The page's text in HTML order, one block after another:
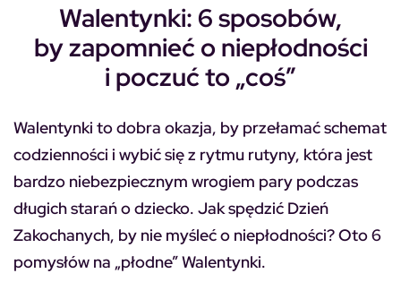
Walentynki: 6 sposobów,
by zapomnieć o niepłodności
i poczuć to „coś”
Walentynki to dobra okazja, by przełamać schemat
codzienności i wybić się z rytmu rutyny, która jest
bardzo niebezpiecznym wrogiem pary podczas
długich starań o dziecko. Jak spędzić Dzień
Zakochanych, by nie myśleć o niepłodności? Oto 6
pomysłów na „płodne” Walentynki.